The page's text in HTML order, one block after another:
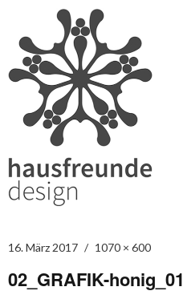
16. März 2017 1070 × 600
02_GRAFIK-honig_01